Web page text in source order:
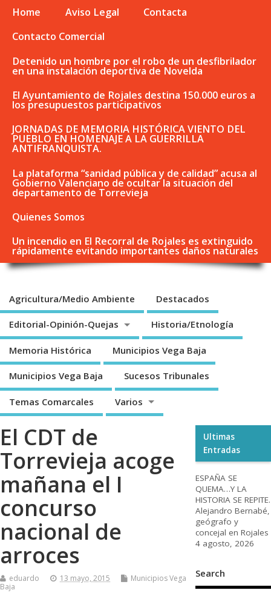
Home Aviso Legal
Contacta
Contacto Comercial
Detenido un hombre por el robo de un desfibrilador
en una instalación deportiva de Novelda
El Ayuntamiento de Rojales destina 150.000 euros a
los presupuestos participativos
JORNADAS DE MEMORIA HISTÓRICA VIENTO DEL
PUEBLO EN HOMENAJE A LA GUERRILLA
ANTIFRANQUISTA.
La plataforma “sanidad pública y de calidad” acusa al
Gobierno Valenciano de ocultar la situación del
departamento de Torrevieja
Quienes Somos
Un incendio en El Recorral de Rojales es extinguido
rápidamente evitando importantes daños naturales
Agricultura/Medio Ambiente Destacados
Editorial-Opinión-Quejas Historia/Etnología
Memoria Histórica Municipios Vega Baja
Municipios Vega Baja Sucesos Tribunales
Temas Comarcales Varios
El CDT de
Torrevieja acoge
mañana el I
concurso
nacional de
arroces
eduardo 13 mayo, 2015
Municipios Vega
Baja
Ultimas
Entradas
ESPAÑA SE
QUEMA…Y LA
HISTORIA SE REPITE.
Alejandro Bernabé,
geógrafo y
concejal en Rojales
4 agosto, 2026
Search